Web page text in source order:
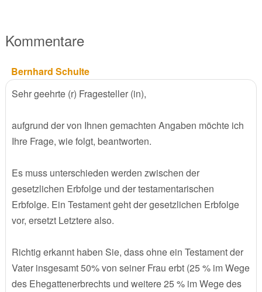
Kommentare
Bernhard Schulte
Sehr geehrte (r) Fragesteller (in),
aufgrund der von Ihnen gemachten Angaben möchte ich
Ihre Frage, wie folgt, beantworten.
Es muss unterschieden werden zwischen der
gesetzlichen Erbfolge und der testamentarischen
Erbfolge. Ein Testament geht der gesetzlichen Erbfolge
vor, ersetzt Letztere also.
Richtig erkannt haben Sie, dass ohne ein Testament der
Vater insgesamt 50% von seiner Frau erbt (25 % im Wege
des Ehegattenerbrechts und weitere 25 % im Wege des